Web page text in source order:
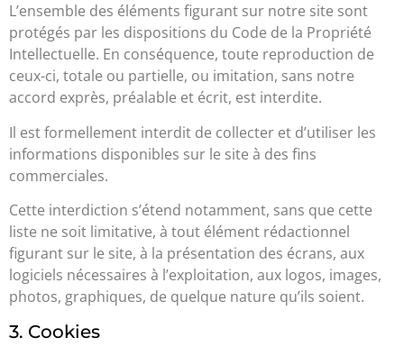
L’ensemble des éléments figurant sur notre site sont
protégés par les dispositions du Code de la Propriété
Intellectuelle. En conséquence, toute reproduction de
ceux-ci, totale ou partielle, ou imitation, sans notre
accord exprès, préalable et écrit, est interdite.
Il est formellement interdit de collecter et d’utiliser les
informations disponibles sur le site à des fins
commerciales.
Cette interdiction s’étend notamment, sans que cette
liste ne soit limitative, à tout élément rédactionnel
figurant sur le site, à la présentation des écrans, aux
logiciels nécessaires à l’exploitation, aux logos, images,
photos, graphiques, de quelque nature qu’ils soient.
3. Cookies